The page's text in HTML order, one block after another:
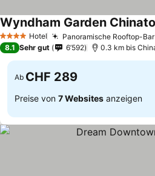
4 Sterne Hotel Panoramische Rooftop-
Wyndham Garden
8.1 Sehr gut 6’592 0.3 km bis
Ab CHF 289
Preise von 7 Websites anzeigen